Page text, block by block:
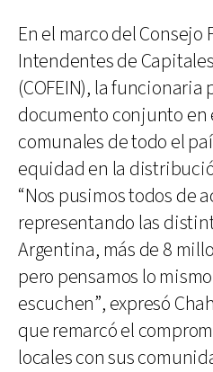
En el marco del Consejo
Intendentes de
(COFEIN), la
documento conjunto en
comunales de todo el
equidad en la
“Nos pusimos todos de
representando las
Argentina, más de 8
pero pensamos lo
escuchen”, expresó
que remarcó el
locales con sus